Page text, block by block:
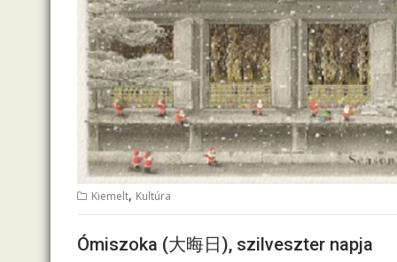
Kiemelt, Kultúra
Ómiszoka (大晦日), szilveszter napja